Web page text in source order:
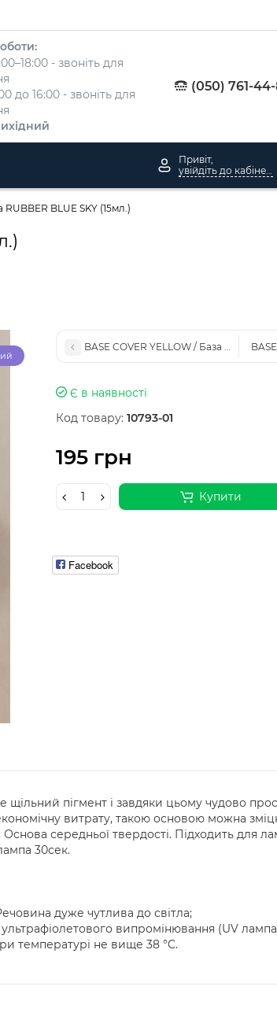
- звоніть для
до 16:00 - звоніть для
(050) 761-
Привіт,
RUBBER BLUE SKY (15мл.)
BASE COVER YELLOW / База RUBBER
Є в наявності
Код товару: 10793-01
195 грн
Купити
Facebook
пігмент і завдяки цьому чудово
витрату, такою основою можна
середньої твердості. Підходить для
30сек.
дуже чутлива до світла;
випромінювання (UV
температурі не вище 38 °C.